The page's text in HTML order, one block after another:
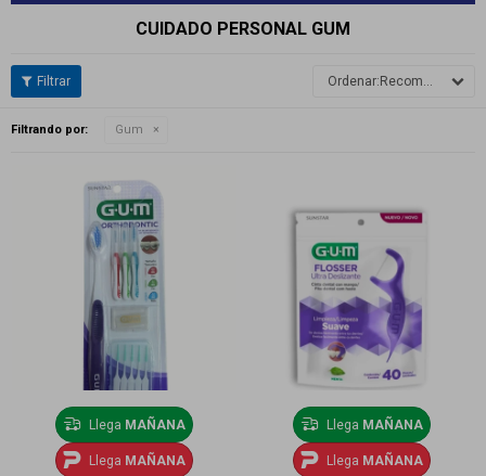
CUIDADO PERSONAL GUM
Recomendados
Filtrando por: Gum
Llega MAÑANA
Llega MAÑANA
Llega MAÑANA
Llega MAÑANA